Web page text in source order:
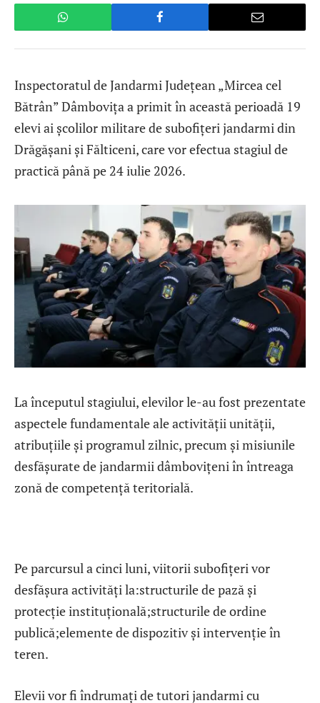
Inspectoratul de Jandarmi Județean „Mircea cel
Bătrân” Dâmbovița a primit în această perioadă 19
elevi ai școlilor militare de subofițeri jandarmi din
Drăgășani și Fălticeni, care vor efectua stagiul de
practică până pe 24 iulie 2026.
La începutul stagiului, elevilor le-au fost prezentate
aspectele fundamentale ale activității unității,
atribuțiile și programul zilnic, precum și misiunile
desfășurate de jandarmii dâmbovițeni în întreaga
zonă de competență teritorială.
Pe parcursul a cinci luni, viitorii subofițeri vor
desfășura activități la:structurile de pază și
protecție instituțională;structurile de ordine
publică;elemente de dispozitiv și intervenție în
teren.
Elevii vor fi îndrumați de tutori jandarmi cu